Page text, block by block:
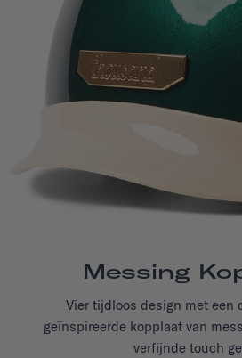
Messing
Vier tijdloos design met een
geïnspireerde kopplaat van
verfijnde touch